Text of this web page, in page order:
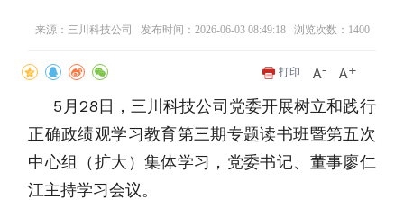
来源：三川科技公司 发布时间：2026-06-03 08:49:18 浏览次数： 1400
打印
5月28日，三川科技公司党委开展树立和践行
正确政绩观学习教育第三期专题读书班暨第五次
中心组（扩大）集体学习，党委书记、董事廖仁
江主持学习会议。